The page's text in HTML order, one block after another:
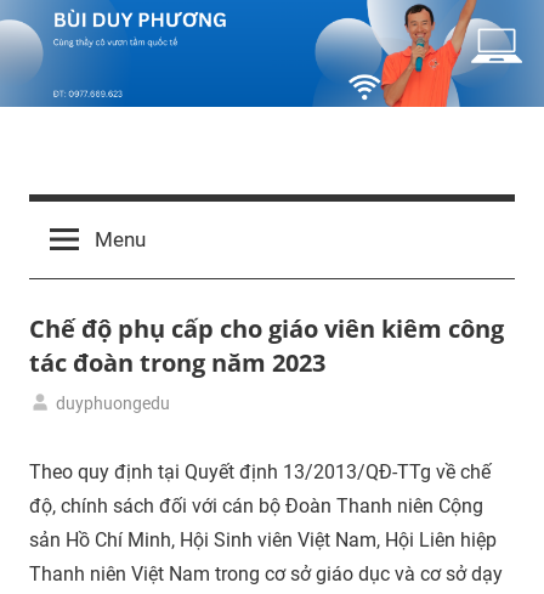
Skip
to
Bùi
Duy
Phương
thầy
quốc
tế
Menu
Chế độ phụ cấp cho giáo viên kiêm công
tác đoàn trong năm 2023
duyphuongedu
giáo
Theo quy định tại Quyết định 13/2013/QĐ-TTg về chế
độ, chính sách đối với cán bộ Đoàn Thanh niên Cộng
sản Hồ Chí Minh, Hội Sinh viên Việt Nam, Hội Liên hiệp
Thanh niên Việt Nam trong cơ sở giáo dục và cơ sở dạy